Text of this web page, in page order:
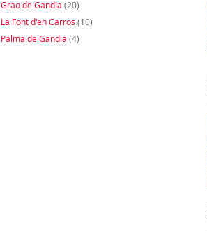
Grao de Gandia (20)
La Font d'en Carros (10)
Palma de Gandia (4)